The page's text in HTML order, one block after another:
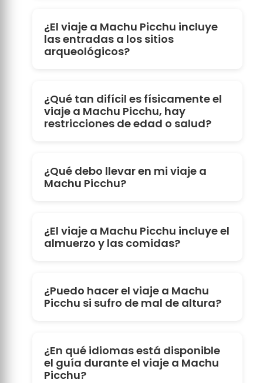
¿El viaje a Machu Picchu incluye
las entradas a los sitios
arqueológicos?
¿Qué tan difícil es físicamente el
viaje a Machu Picchu, hay
restricciones de edad o salud?
¿Qué debo llevar en mi viaje a
Machu Picchu?
¿El viaje a Machu Picchu incluye el
almuerzo y las comidas?
¿Puedo hacer el viaje a Machu
Picchu si sufro de mal de altura?
¿En qué idiomas está disponible
el guía durante el viaje a Machu
Picchu?